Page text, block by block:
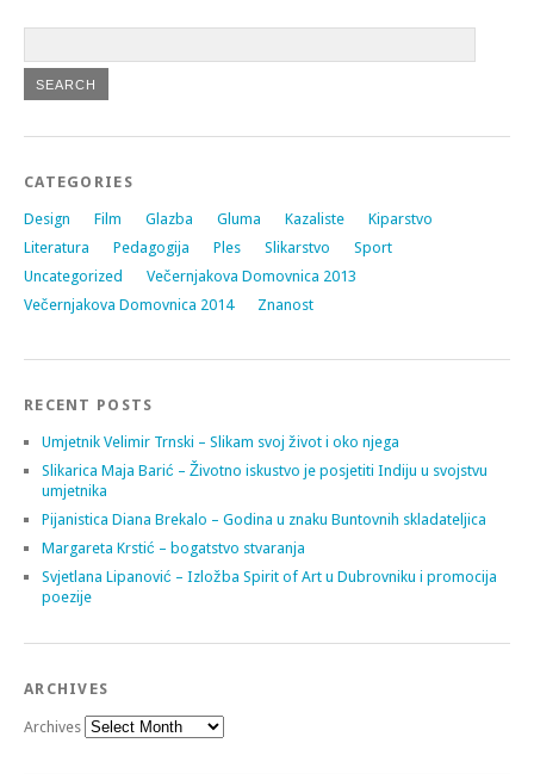
CATEGORIES
Design Film Glazba Gluma Kazaliste
Kiparstvo
Literatura
Pedagogija Ples Slikarstvo
Sport
Uncategorized
Večernjakova Domovnica 2013
Večernjakova Domovnica 2014
Znanost
RECENT POSTS
Umjetnik Velimir Trnski – Slikam svoj život i oko njega
Slikarica Maja Barić – Životno iskustvo je posjetiti Indiju u svojstvu
umjetnika
Pijanistica Diana Brekalo – Godina u znaku Buntovnih skladateljica
Margareta Krstić – bogatstvo stvaranja
Svjetlana Lipanović – Izložba Spirit of Art u Dubrovniku i promocija
poezije
ARCHIVES
Archives